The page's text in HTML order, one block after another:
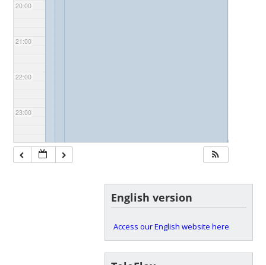
20:00
21:00
22:00
23:00
◢◢
English version
Access our English website here